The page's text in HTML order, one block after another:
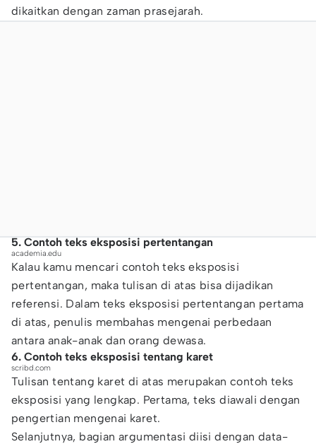
dikaitkan dengan zaman prasejarah.
5. Contoh teks eksposisi pertentangan
academia.edu
Kalau kamu mencari contoh teks eksposisi
pertentangan, maka tulisan di atas bisa dijadikan
referensi. Dalam teks eksposisi pertentangan pertama
di atas, penulis membahas mengenai perbedaan
antara anak-anak dan orang dewasa.
6. Contoh teks eksposisi tentang karet
scribd.com
Tulisan tentang karet di atas merupakan contoh teks
eksposisi yang lengkap. Pertama, teks diawali dengan
pengertian mengenai karet.
Selanjutnya, bagian argumentasi diisi dengan data-